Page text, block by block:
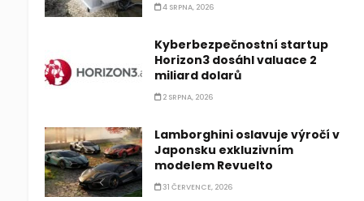
4 SRPNA, 2026
Kyberbezpečnostní startup
Horizon3 dosáhl valuace 2
miliard dolarů
2 SRPNA, 2026
Lamborghini oslavuje výročí v
Japonsku exkluzivním
modelem Revuelto
31 ČERVENCE, 2026